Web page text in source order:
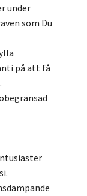
under
som Du
på att få